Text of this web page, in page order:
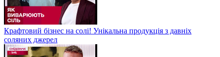
Крафтовий бізнес на солі! Унікальна продукція з давніх
соляних джерел